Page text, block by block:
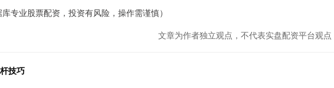
专业股票配资，投资有风险，操作需谨慎）
文章为作者独立观点，不代表实盘配资平台观点
技巧